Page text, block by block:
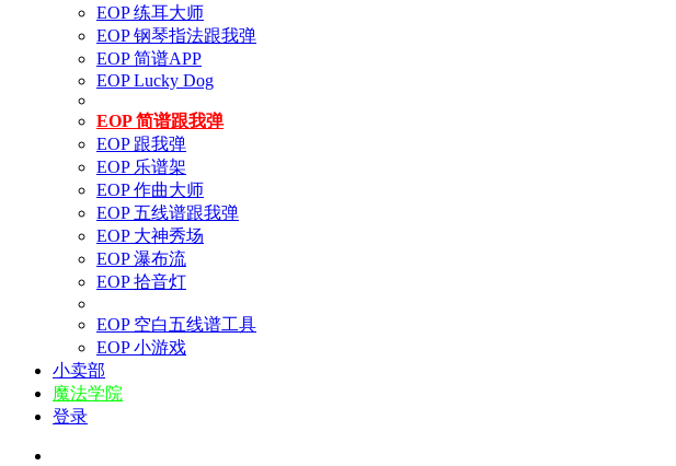
EOP 练耳大师
EOP 钢琴指法跟我弹
EOP 简谱APP
EOP Lucky Dog
EOP 简谱跟我弹
EOP 跟我弹
EOP 乐谱架
EOP 作曲大师
EOP 五线谱跟我弹
EOP 大神秀场
EOP 瀑布流
EOP 拾音灯
EOP 空白五线谱工具
EOP 小游戏
小卖部
魔法学院
登录